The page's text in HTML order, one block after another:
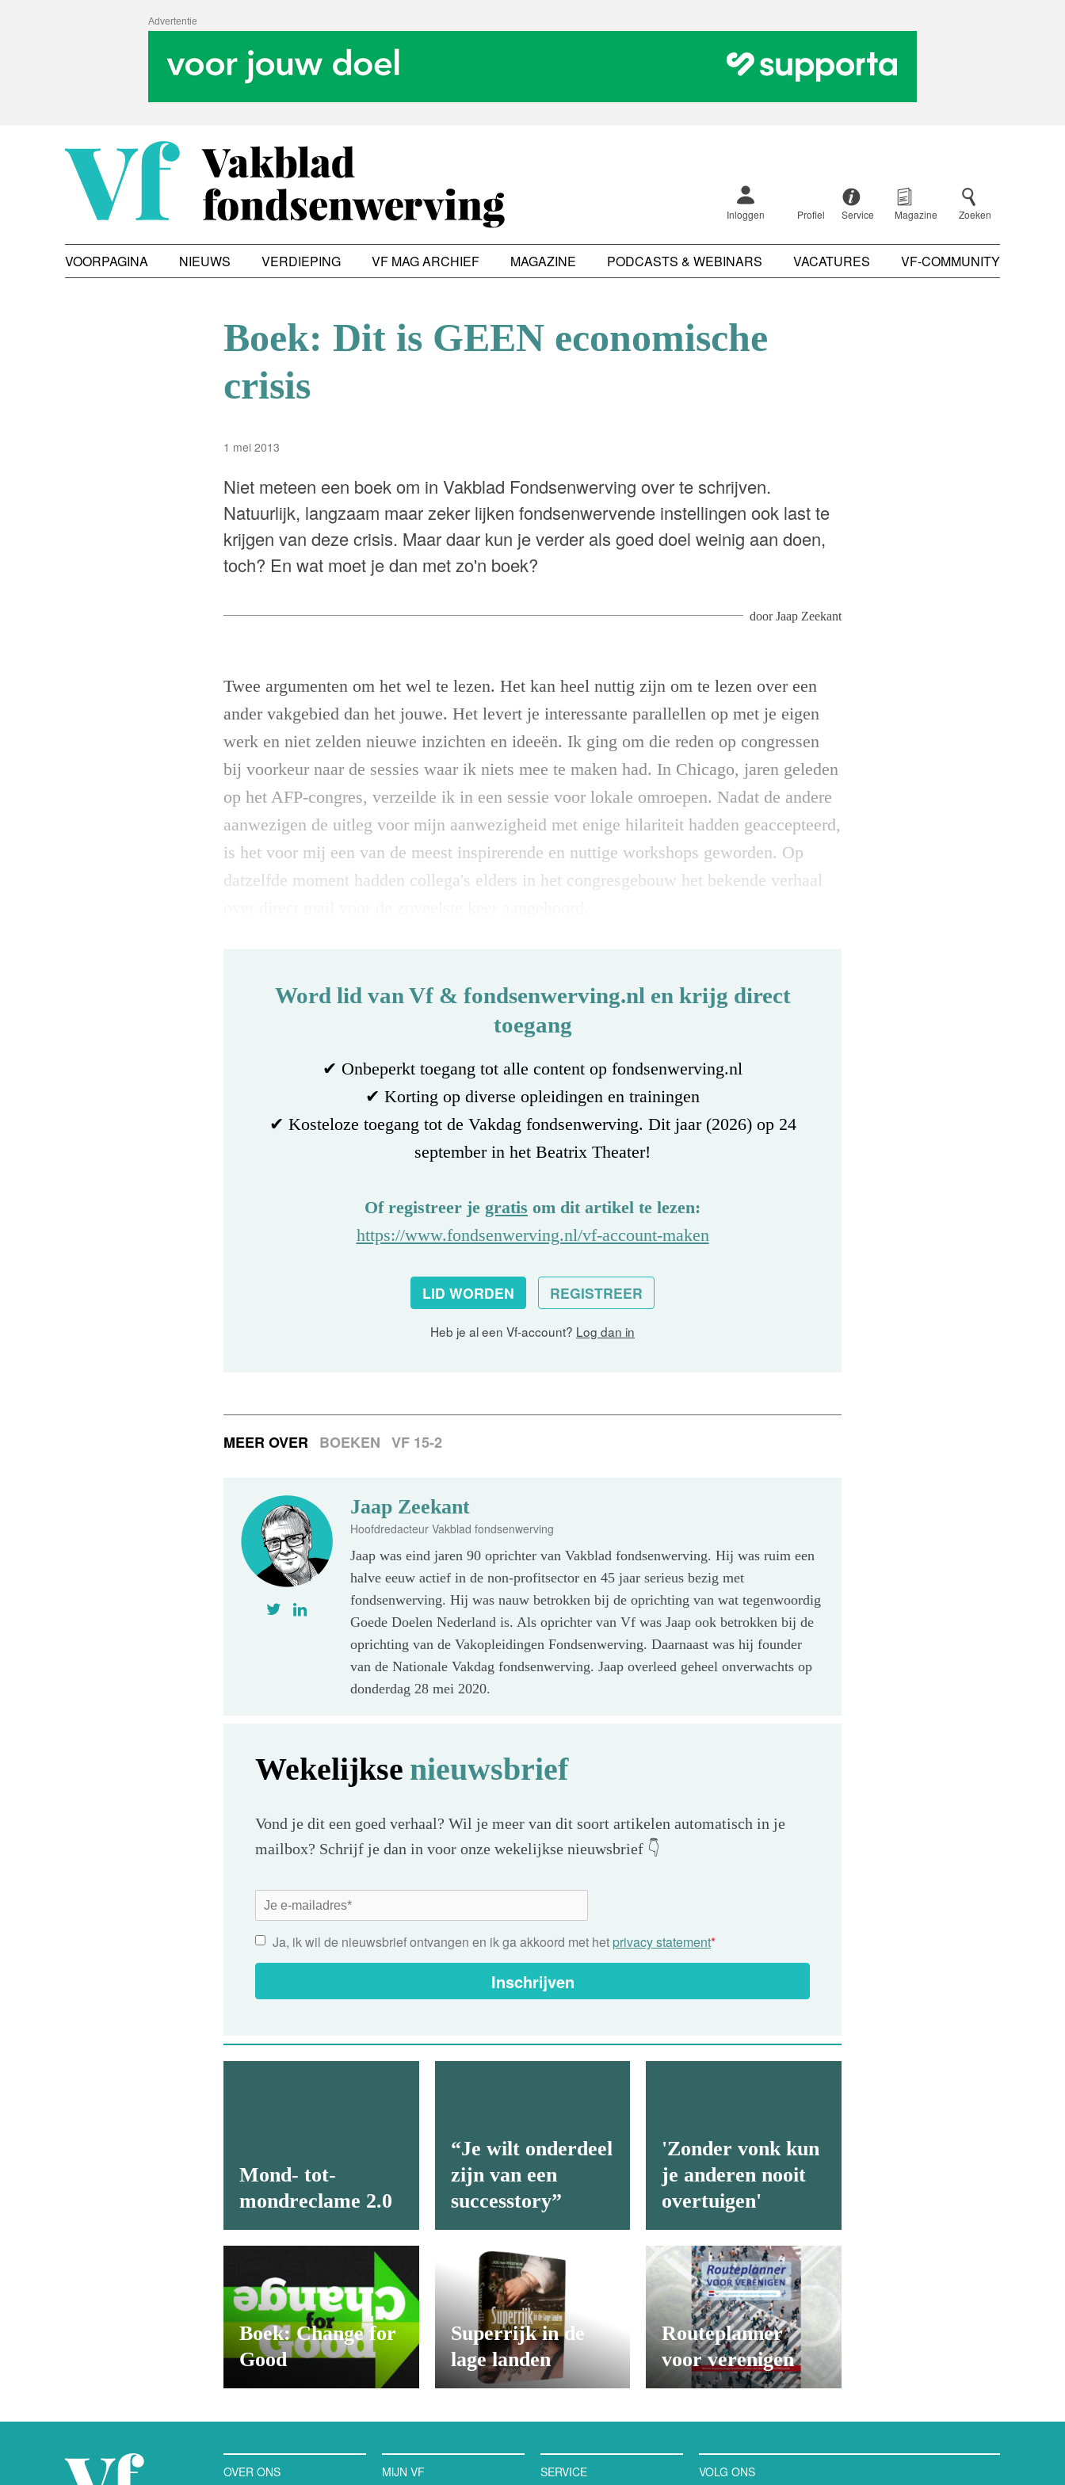
Advertentie
Inloggen Profiel Service Magazine Zoeken
VOORPAGINA NIEUWS VERDIEPING VF MAG ARCHIEF MAGAZINE PODCASTS & WEBINARS VACATURES VF-COMMUNITY
Boek: Dit is GEEN economische
crisis
1 mei 2013
Niet meteen een boek om in Vakblad Fondsenwerving over te schrijven.
Natuurlijk, langzaam maar zeker lijken fondsenwervende instellingen ook last te
krijgen van deze crisis. Maar daar kun je verder als goed doel weinig aan doen,
toch? En wat moet je dan met zo'n boek?
doorJaap Zeekant
Twee argumenten om het wel te lezen. Het kan heel nuttig zijn om te lezen over een
ander vakgebied dan het jouwe. Het levert je interessante parallellen op met je eigen
werk en niet zelden nieuwe inzichten en ideeën. Ik ging om die reden op congressen
bij voorkeur naar de sessies waar ik niets mee te maken had. In Chicago, jaren geleden
op het AFP-congres, verzeilde ik in een sessie voor lokale omroepen. Nadat de andere
aanwezigen de uitleg voor mijn aanwezigheid met enige hilariteit hadden geaccepteerd,
is het voor mij een van de meest inspirerende en nuttige workshops geworden. Op
datzelfde moment hadden collega's elders in het congresgebouw het bekende verhaal
Word lid van Vf & fondsenwerving.nl en krijg direct
toegang
✔ Onbeperkt toegang tot alle content op fondsenwerving.nl
✔ Korting op diverse opleidingen en trainingen
✔ Kosteloze toegang tot de Vakdag fondsenwerving. Dit jaar (2026) op 24
september in het Beatrix Theater!
Of registreer je gratis om dit artikel te lezen:
https://www.fondsenwerving.nl/vf-account-maken
LID WORDEN REGISTREER
Heb je al een Vf-account? Log dan in
MEER OVER BOEKEN VF 15-2
Jaap Zeekant
Hoofdredacteur Vakblad fondsenwerving
Jaap was eind jaren 90 oprichter van Vakblad fondsenwerving. Hij was ruim een
halve eeuw actief in de non-profitsector en 45 jaar serieus bezig met
fondsenwerving. Hij was nauw betrokken bij de oprichting van wat tegenwoordig
Goede Doelen Nederland is. Als oprichter van Vf was Jaap ook betrokken bij de
oprichting van de Vakopleidingen Fondsenwerving. Daarnaast was hij founder
van de Nationale Vakdag fondsenwerving. Jaap overleed geheel onverwachts op
donderdag 28 mei 2020.
Wekelijkse nieuwsbrief
Vond je dit een goed verhaal? Wil je meer van dit soort artikelen automatisch in je
mailbox? Schrijf je dan in voor onze wekelijkse nieuwsbrief 👇
Ja, ik wil de nieuwsbrief ontvangen en ik ga akkoord met het privacy statement*
Inschrijven
Mond- tot-
mondreclame 2.0
“Je wilt onderdeel
zijn van een
successtory”
'Zonder vonk kun
je anderen nooit
overtuigen'
Boek: Change for
Good
Superrijk in de
lage landen
Routeplanner
voor verenigen
OVER ONS MIJN VF SERVICE VOLG ONS